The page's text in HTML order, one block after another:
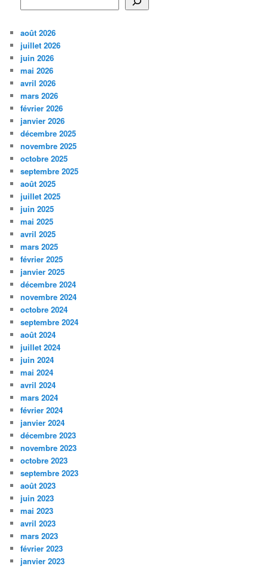
août 2026
juillet 2026
juin 2026
mai 2026
avril 2026
mars 2026
février 2026
janvier 2026
décembre 2025
novembre 2025
octobre 2025
septembre 2025
août 2025
juillet 2025
juin 2025
mai 2025
avril 2025
mars 2025
février 2025
janvier 2025
décembre 2024
novembre 2024
octobre 2024
septembre 2024
août 2024
juillet 2024
juin 2024
mai 2024
avril 2024
mars 2024
février 2024
janvier 2024
décembre 2023
novembre 2023
octobre 2023
septembre 2023
août 2023
juin 2023
mai 2023
avril 2023
mars 2023
février 2023
janvier 2023